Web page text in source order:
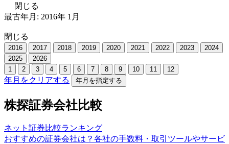
閉じる
最古年月: 2016年 1 月
閉じる
2016 2017 2018 2019 2020 2021 2022 2023
2024
2025
2026
1
2 3 4 5 6 7 8 9 10 11 12
年月をクリアする 年月を指定する
株探証券会社比較
ネット証券比較ランキング
おすすめの証券会社は？各社の手数料・取引ツールやサービ